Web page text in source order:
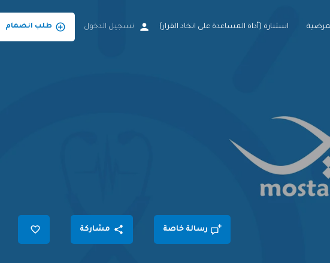
استنارة (أداة المساعدة على اتخاد القرار) تسجيل الدخول طلب انضمام
رسالة خاصة مشاركة